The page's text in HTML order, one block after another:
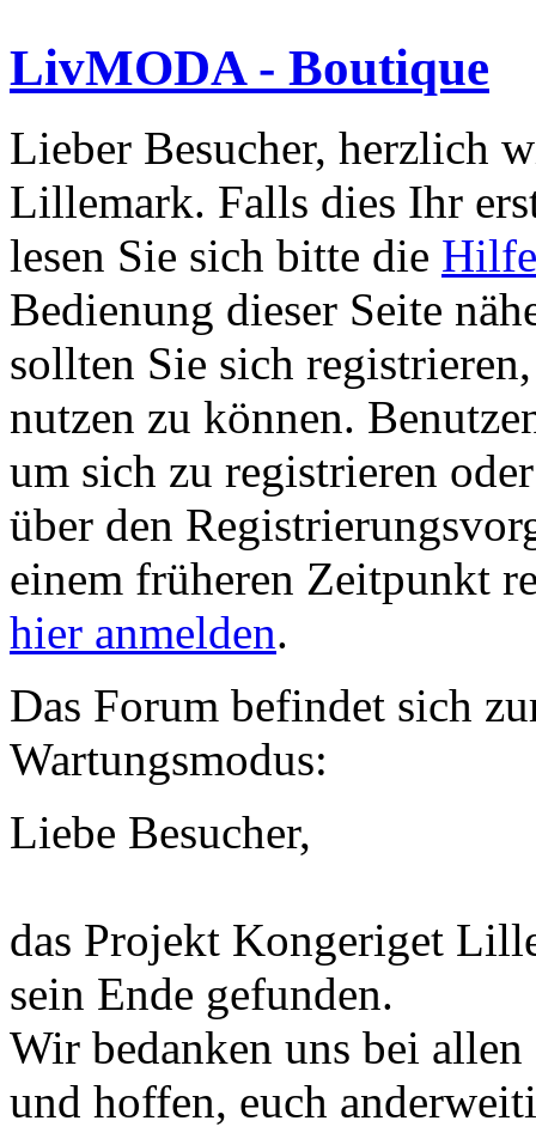
LivMODA - Boutique
Lieber Besucher, herzlich
Lillemark. Falls dies Ihr
lesen Sie sich bitte die Hilfe
Bedienung dieser Seite
sollten Sie sich
nutzen zu können.
um sich zu registrieren
über den
einem früheren Zeitpunkt
hier anmelden.
Das Forum befindet sich
Wartungsmodus:
Liebe Besucher,
das Projekt Kongeriget
sein Ende gefunden.
Wir bedanken uns bei
und hoffen, euch